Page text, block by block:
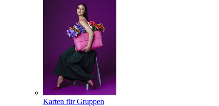
Karten für Gruppen